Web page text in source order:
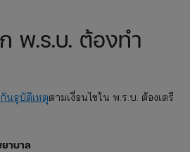
พ.ร.บ. ต้องทำ
นอุบัติเหตุตามเงื่อนไขใน พ.ร.บ. ต้องเตรี
าบาล